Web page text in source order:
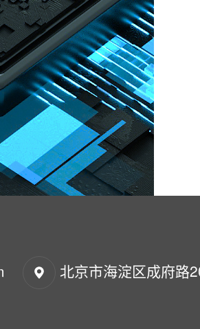
北京市海淀区成府路